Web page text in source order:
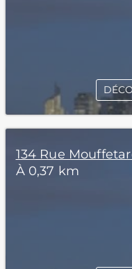
134 Rue
À 0,37 km